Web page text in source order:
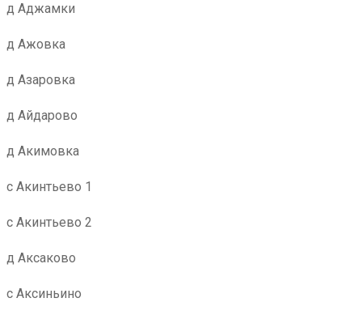
д Аджамки
д Ажовка
д Азаровка
д Айдарово
д Акимовка
с Акинтьево 1
с Акинтьево 2
д Аксаково
с Аксиньино